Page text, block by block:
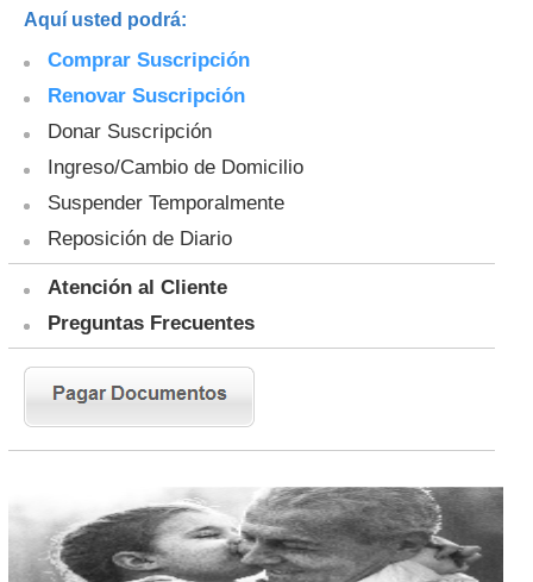
Aquí usted podrá:
Comprar Suscripción
Renovar Suscripción
Donar Suscripción
Ingreso/Cambio de Domicilio
Suspender Temporalmente
Reposición de Diario
Atención al Cliente
Preguntas Frecuentes